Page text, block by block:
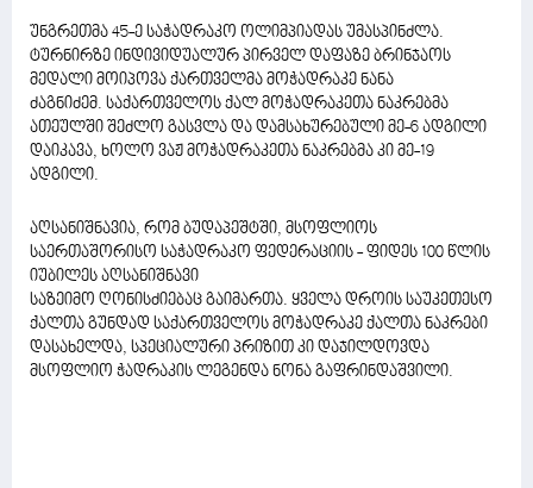
უნგრეთმა 45-ე საჭადრაკო ოლიმპიადას უმასპინძლა.
ტურნირზე ინდივიდუალურ პირველ დაფაზე ბრინჯაოს
მედალი მოიპოვა ქართველმა მოჭადრაკე ნანა
ძაგნიძემ. საქართველოს ქალ მოჭადრაკეთა ნაკრებმა
ათეულში შეძლო გასვლა და დამსახურებული მე-6 ადგილი
დაიკავა, ხოლო ვაჟ მოჭადრაკეთა ნაკრებმა კი მე-19
ადგილი.
აღსანიშნავია, რომ ბუდაპეშტში, მსოფლიოს
საერთაშორისო საჭადრაკო ფედერაციის - ფიდეს 100 წლის
იუბილეს აღსანიშნავი
საზეიმო ღონისძიებაც გაიმართა. ყველა დროის საუკეთესო
ქალთა გუნდად საქართველოს მოჭადრაკე ქალთა ნაკრები
დასახელდა, სპეციალური პრიზით კი დაჯილდოვდა
მსოფლიო ჭადრაკის ლეგენდა ნონა გაფრინდაშვილი.